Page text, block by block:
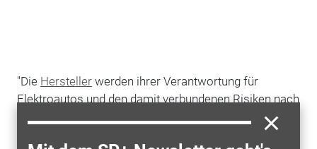
"Die Herstellerwerden ihrer Verantwortung für
Elektroautos und den damit verbundenen Risiken nach
gerecht", sagte Peter Bachmeier, Vorsitzender des